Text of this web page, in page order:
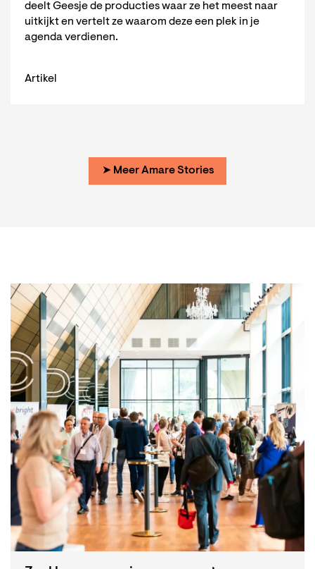
deelt Geesje de producties waar ze het meest naar
uitkijkt en vertelt ze waarom deze een plek in je
agenda verdienen.
Artikel
➤ Meer Amare Stories